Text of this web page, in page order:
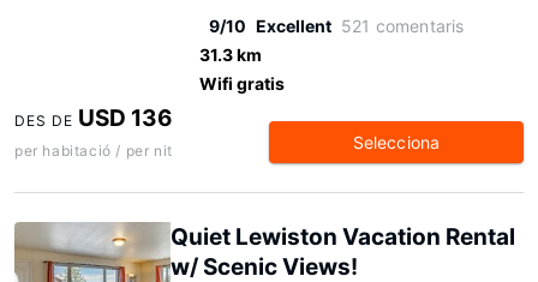
9/10 Excellent 521 comentaris
31.3 km
Wifi gratis
DES DE USD 136
per habitació / per nit Selecciona
Quiet Lewiston Vacation Rental
w/ Scenic Views!